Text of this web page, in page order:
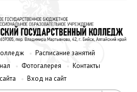
Расписание занятий
Фотогалерея
Контакты
Вход на сайт